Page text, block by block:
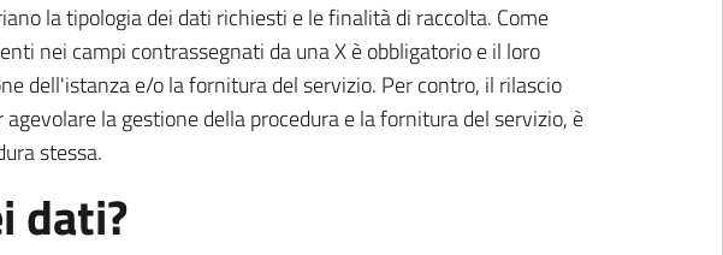
la tipologia dei dati richiesti e le finalità di raccolta. Come
nei campi contrassegnati da una X è obbligatorio e il loro
dell'istanza e/o la fornitura del servizio. Per contro, il rilascio
la gestione della procedura e la fornitura del servizio, è
stessa.
dati?